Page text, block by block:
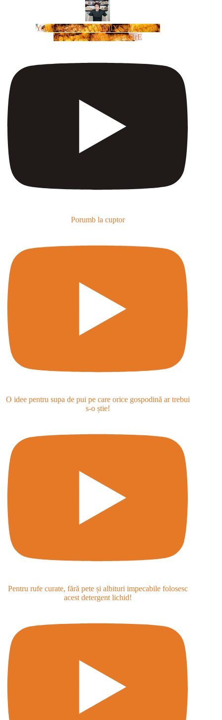
YouTube Video UCm5llXSLY4CyCX-
zC8XosTw_huaQwN_rBrE
Porumb la cuptor
O idee pentru supa de pui pe care orice gospodină ar trebui
s-o știe!
Pentru rufe curate, fără pete și albituri impecabile folosesc
acest detergent lichid!